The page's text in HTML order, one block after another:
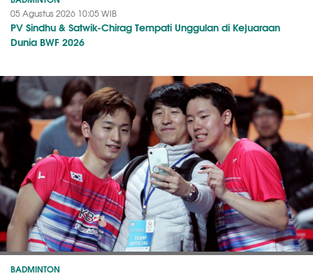
05 Agustus 2026 10:05 WIB
PV Sindhu & Satwik-Chirag Tempati Unggulan di Kejuaraan
Dunia BWF 2026
BADMINTON